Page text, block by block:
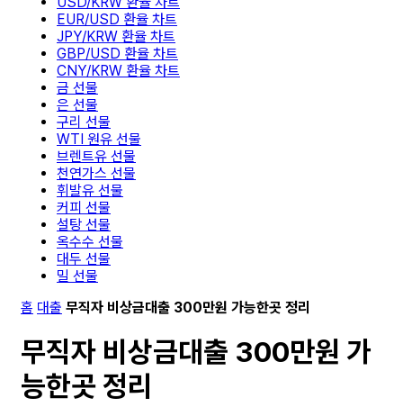
EUR/USD 환율 차트
JPY/KRW 환율 차트
GBP/USD 환율 차트
CNY/KRW 환율 차트
금 선물
은 선물
구리 선물
WTI 원유 선물
브렌트유 선물
천연가스 선물
휘발유 선물
커피 선물
설탕 선물
옥수수 선물
대두 선물
밀 선물
홈 대출 무직자 비상금대출 300만원 가능한곳 정리
무직자 비상금대출 300만원 가
능한곳 정리